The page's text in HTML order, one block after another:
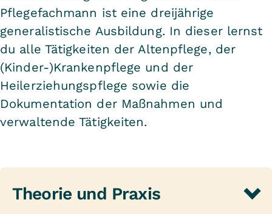
Pflegefachmann ist eine dreijährige
generalistische Ausbildung. In dieser lernst
du alle Tätigkeiten der Altenpflege, der
(Kinder-)Krankenpflege und der
Heilerziehungspflege sowie die
Dokumentation der Maßnahmen und
verwaltende Tätigkeiten.
Theorie und Praxis